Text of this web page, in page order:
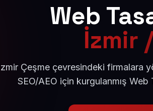
Web
İzmir
Çeşme çevresindeki firmalara
SEO/AEO için kurgulanmış Web